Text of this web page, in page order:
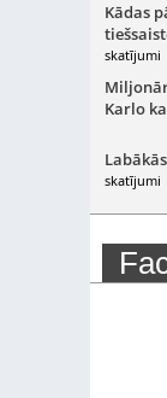
Kādas
skatījumi
Karlo
skatījumi